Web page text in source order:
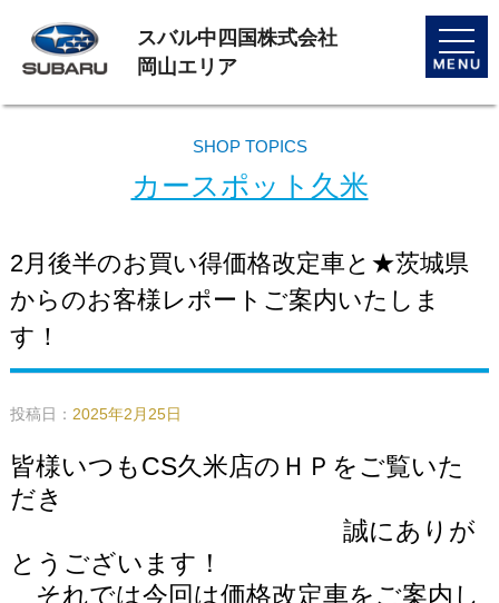
toggle
スバル中四国株式会社
岡山エリア
SHOP TOPICS
カースポット久米
2月後半のお買い得価格改定車と★茨城県
からのお客様レポートご案内いたしま
す！
投稿日： 2025年2月25日
皆様いつもCS久米店のＨＰをご覧いた
だき
誠にありが
とうございます！
それでは今回は価格改定車をご案内し